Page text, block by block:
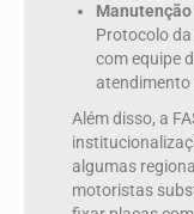
Protocolo
com equipe
atendimento
Além disso, a
algumas
motoristas